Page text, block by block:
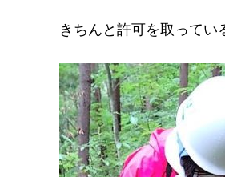
きちんと許可を取ってい